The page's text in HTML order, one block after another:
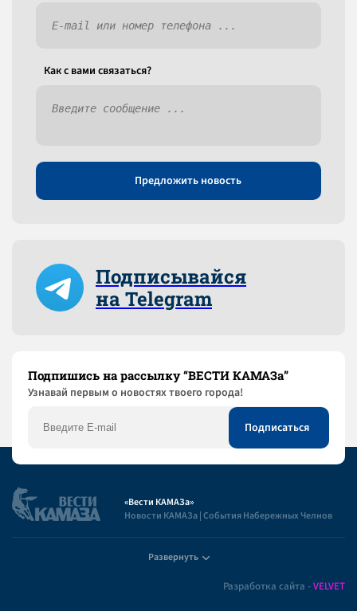
Как c вами связаться?
Предложить новость
Подписывайся
на Telegram
Подпишись на рассылку “ВЕСТИ КАМАЗа”
Узнaвай первым о новостях твоего города!
«Вести КАМАЗа»
Новости КАМАЗа | События Набережных Челнов
Развернуть
Разработка сайта -VELVET